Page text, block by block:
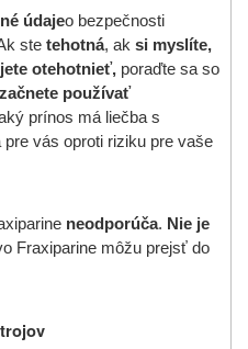
údajeo bezpečnosti
ste tehotná, ak si myslíte,
otehotnieť, poraďte sa so
začnete používať
prínos má liečba s
vás oproti riziku pre vaše
neodporúča. Nie je
Fraxiparine môžu prejsť do